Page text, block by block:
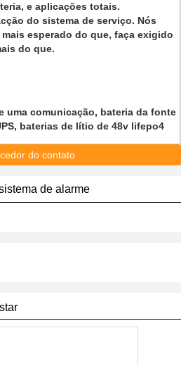
e aplicações totais.
do sistema de serviço. Nós
esperado do que, faça exigido
do que.
uma comunicação, bateria da fonte
baterias de lítio de 48v lifepo4
do contato
de alarme